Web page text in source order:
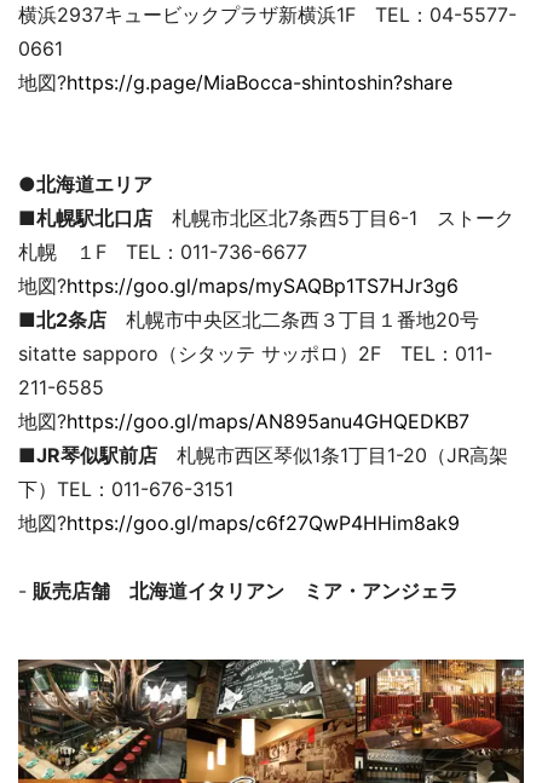
横浜2937キュービックプラザ新横浜1F TEL：04-5577-
0661
地図?https://g.page/MiaBocca-shintoshin?share
●北海道エリア
■札幌駅北口店 札幌市北区北7条西5丁目6-1 ストーク
札幌 １F TEL：011-736-6677
地図?https://goo.gl/maps/mySAQBp1TS7HJr3g6
■北2条店 札幌市中央区北二条西３丁目１番地20号
sitatte sapporo（シタッテ サッポロ）2F TEL：011-
211-6585
地図?https://goo.gl/maps/AN895anu4GHQEDKB7
■JR琴似駅前店 札幌市西区琴似1条1丁目1-20（JR高架
下）TEL：011-676-3151
地図?https://goo.gl/maps/c6f27QwP4HHim8ak9
- 販売店舗 北海道イタリアン ミア・アンジェラ